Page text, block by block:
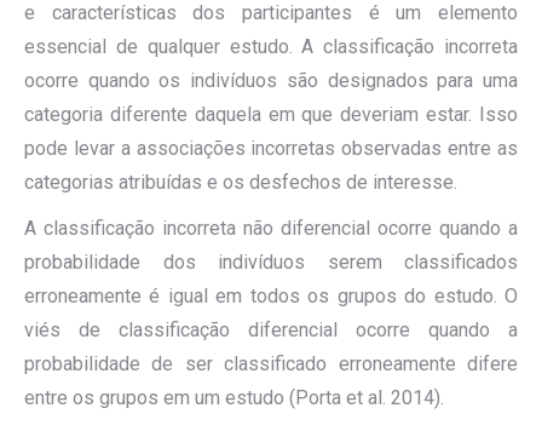
e características dos participantes é um elemento
essencial de qualquer estudo. A classificação incorreta
ocorre quando os indivíduos são designados para uma
categoria diferente daquela em que deveriam estar. Isso
pode levar a associações incorretas observadas entre as
categorias atribuídas e os desfechos de interesse.
A classificação incorreta não diferencial ocorre quando a
probabilidade dos indivíduos serem classificados
erroneamente é igual em todos os grupos do estudo. O
viés de classificação diferencial ocorre quando a
probabilidade de ser classificado erroneamente difere
entre os grupos em um estudo (Porta et al. 2014).